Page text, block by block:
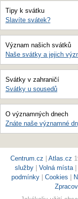
Tipy k svátku
Slavíte svátek?
Význam našich svátků
Naše svátky a jejich
Svátky v zahraničí
Svátky u sousedů
O významných dnech
Znáte naše významné
Centrum.cz Atlas.cz
služby
Volná místa|
podmínky
Cookies